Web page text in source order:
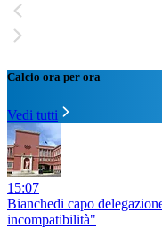
Calcio ora per ora
Vedi tutti
15:07
Bianchedi capo
incompatibilità"